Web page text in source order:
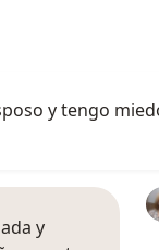
y tengo
y